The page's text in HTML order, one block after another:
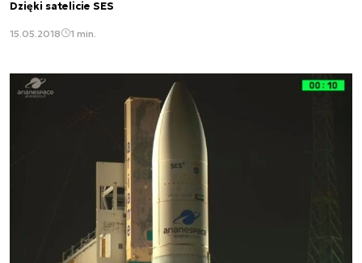
Dzięki satelicie SES
15.05.2018 1 min.